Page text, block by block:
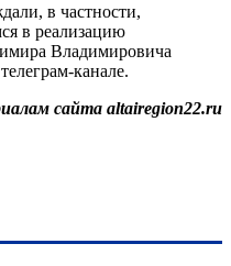
в частности,
в реализацию
Владимировича
канале.
сайта altairegion22.ru